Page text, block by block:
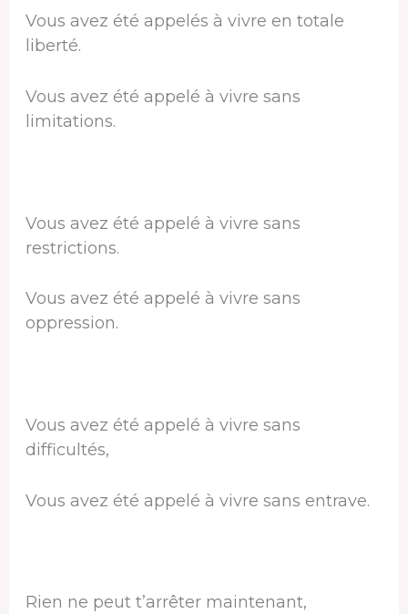
Vous avez été appelés à vivre en totale
liberté.
Vous avez été appelé à vivre sans
limitations.
Vous avez été appelé à vivre sans
restrictions.
Vous avez été appelé à vivre sans
oppression.
Vous avez été appelé à vivre sans
difficultés,
Vous avez été appelé à vivre sans entrave.
Rien ne peut t’arrêter maintenant,